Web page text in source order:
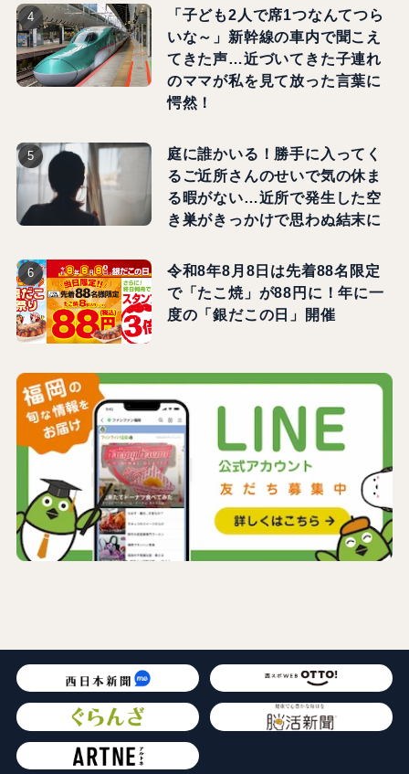
「子ども2人で席1つなんてつら
いな～」新幹線の車内で聞こえ
てきた声…近づいてきた子連れ
のママが私を見て放った言葉に
愕然！
庭に誰かいる！勝手に入ってく
るご近所さんのせいで気の休ま
る暇がない…近所で発生した空
き巣がきっかけで思わぬ結末に
令和8年8月8日は先着88名限定
で「たこ焼」が88円に！年に一
度の「銀だこの日」開催